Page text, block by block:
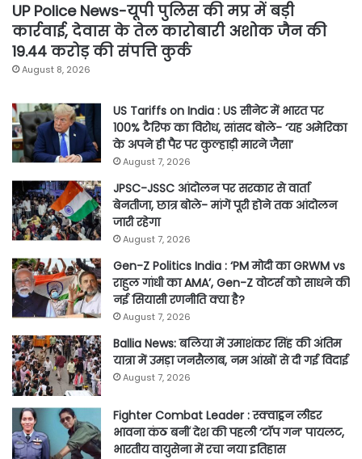
UP Police News-यूपी पुलिस की मप्र में बड़ी
कार्रवाई, देवास के तेल कारोबारी अशोक जैन की
19.44 करोड़ की संपत्ति कुर्क
August 8, 2026
US Tariffs on India : US सीनेट में भारत पर
100% टैरिफ का विरोध, सांसद बोले- ‘यह अमेरिका
के अपने ही पैर पर कुल्हाड़ी मारने जैसा’
August 7, 2026
JPSC-JSSC आंदोलन पर सरकार से वार्ता
बेनतीजा, छात्र बोले- मांगें पूरी होने तक आंदोलन
जारी रहेगा
August 7, 2026
Gen-Z Politics India : ‘PM मोदी का GRWM vs
राहुल गांधी का AMA’, Gen-Z वोटर्स को साधने की
नई सियासी रणनीति क्या है?
August 7, 2026
Ballia News: बलिया में उमाशंकर सिंह की अंतिम
यात्रा में उमड़ा जनसैलाब, नम आंखों से दी गई विदाई
August 7, 2026
Fighter Combat Leader : स्क्वाड्रन लीडर
भावना कंठ बनीं देश की पहली ‘टॉप गन’ पायलट,
भारतीय वायुसेना में रचा नया इतिहास